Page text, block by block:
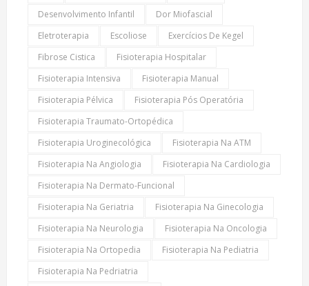
Desenvolvimento Infantil
Dor Miofascial
Eletroterapia
Escoliose
Exercícios De Kegel
Fibrose Cistica
Fisioterapia Hospitalar
Fisioterapia Intensiva
Fisioterapia Manual
Fisioterapia Pélvica
Fisioterapia Pós Operatória
Fisioterapia Traumato-Ortopédica
Fisioterapia Uroginecológica
Fisioterapia Na ATM
Fisioterapia Na Angiologia
Fisioterapia Na Cardiologia
Fisioterapia Na Dermato-Funcional
Fisioterapia Na Geriatria
Fisioterapia Na Ginecologia
Fisioterapia Na Neurologia
Fisioterapia Na Oncologia
Fisioterapia Na Ortopedia
Fisioterapia Na Pediatria
Fisioterapia Na Pedriatria